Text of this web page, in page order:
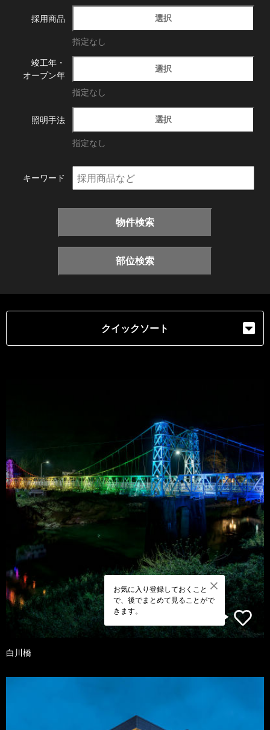
採用商品 選択
指定なし
竣工年・
オープン年
選択
指定なし
照明手法 選択
指定なし
キーワード
物件検索
部位検索
クイックソート
お気に入り登録しておくこと
で、後でまとめて見ることがで
きます。
白川橋